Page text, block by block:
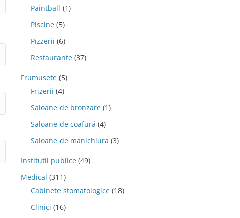
Paintball (1)
Piscine (5)
Pizzerii (6)
Restaurante (37)
Frumusete (5)
Frizerii (4)
Saloane de bronzare (1)
Saloane de coafură (4)
Saloane de manichiura (3)
Institutii publice (49)
Medical (311)
Cabinete stomatologice (18)
Clinici (16)